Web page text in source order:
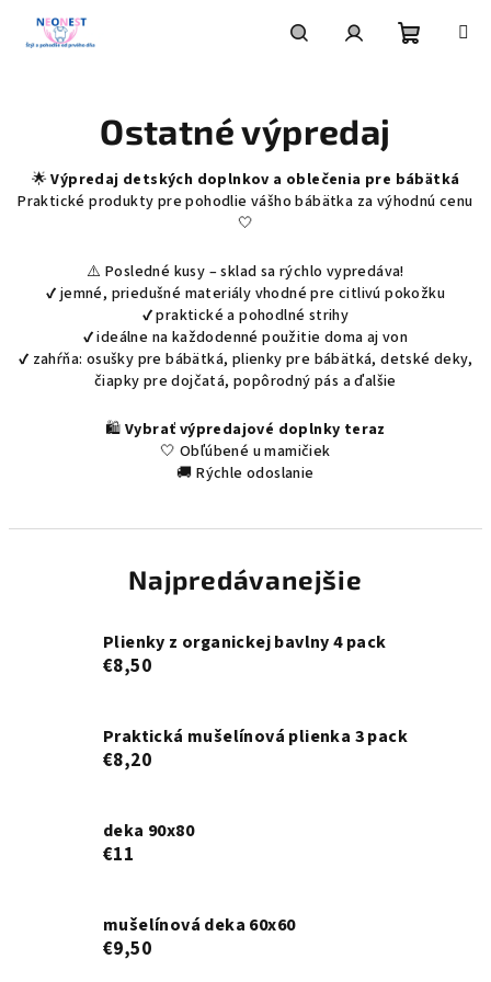
obsah
Ostatné výpredaj
🌟Výpredaj detských doplnkov a oblečenia pre bábätká
Praktické produkty pre pohodlie vášho bábätka za výhodnú cenu
🤍
⚠️ Posledné kusy – sklad sa rýchlo vypredáva!
✔ jemné, priedušné materiály vhodné pre citlivú pokožku
✔ praktické a pohodlné strihy
✔ ideálne na každodenné použitie doma aj von
✔ zahŕňa: osušky pre bábätká, plienky pre bábätká, detské deky,
čiapky pre dojčatá, popôrodný pás a ďalšie
🛍️ Vybrať výpredajové doplnky teraz
🤍 Obľúbené u mamičiek
🚚 Rýchle odoslanie
Najpredávanejšie
Plienky z organickej bavlny 4 pack
€8,50
Praktická mušelínová plienka 3 pack
€8,20
deka 90x80
€11
mušelínová deka 60x60
€9,50